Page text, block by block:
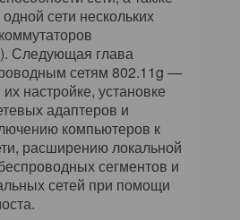
сети нескольких
Следующая глава
сетям 802.11g —
настройке, установке
адаптеров и
компьютеров к
расширению локальной
сегментов и
сетей при помощи